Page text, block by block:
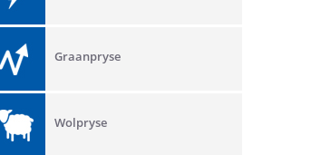
Graanpryse
Wolpryse